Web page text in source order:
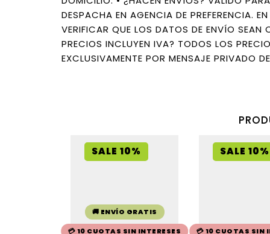
DESPACHA EN AGENCIA DE PREFERENCIA.
VERIFICAR QUE LOS DATOS DE ENVÍO
PRECIOS INCLUYEN IVA? TODOS LOS
EXCLUSIVAMENTE POR MENSAJE PRIVADO
SALE 10%
🚚 ENVÍO GRATIS
💳 10 CUOTAS SIN INTERESES
SALE 10%
💳 10 CUOTAS SIN